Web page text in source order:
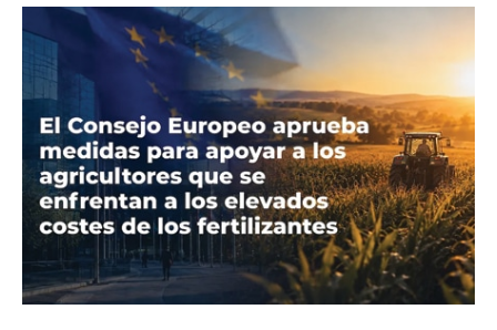
ROVENSA
pone
en
valor
las
biosoluciones
para
reforzar
la
resiliencia
del
agricultor
ante
las
medidas
de